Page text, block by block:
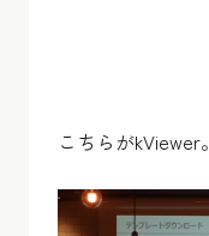
こちらがkViewer。